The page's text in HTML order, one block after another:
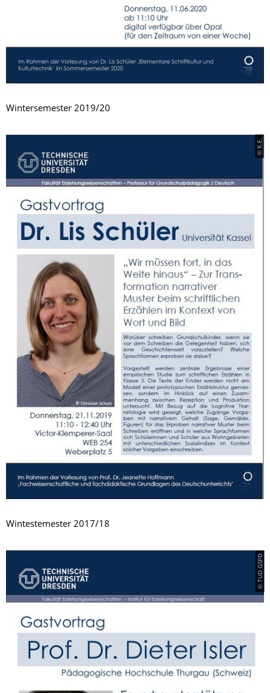
Wintersemester 2019/20
© K.E.
Wintestemester 2017/18
© TUD GSPD